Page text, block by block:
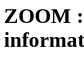
ZOOM